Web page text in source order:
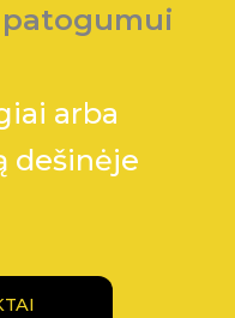
arba
dešinėje